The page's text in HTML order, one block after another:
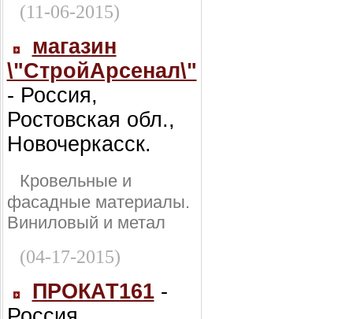
(11-06-2015)
магазин
\"СтройАрсенал\"
- Россия,
Ростовская обл.,
Новочеркасск.
Кровельные и
фасадные материалы.
Виниловый и метал
(04-17-2015)
ПРОКАТ161-